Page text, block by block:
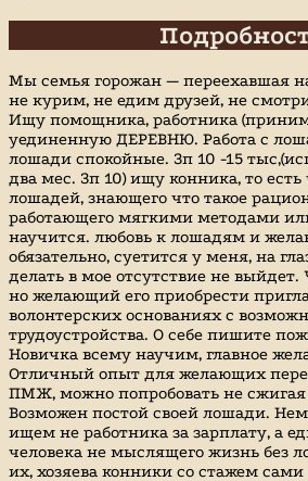
Мы семья горожан — переехавшая
не курим, не едим друзей, не
Ищу помощника, работника
уединенную ДЕРЕВНЮ. Работа с
лошади спокойные. Зп 10 -15
два мес. Зп 10) ищу конника, то
лошадей, знающего что такое
работающего мягкими методами
научится. любовь к лошадям и
обязательно, суетится у меня, на
делать в мое отсутствие не выйдет.
но желающий его приобрести
волонтерских основаниях с
трудоустройства. О себе пишите
Новичка всему научим, главное
Отличный опыт для желающих
ПМЖ, можно попробовать не сжигая
Возможен постой своей лошади.
ищем не работника за зарплату, а
человека не мыслящего жизнь без
их, хозяева конники со стажем